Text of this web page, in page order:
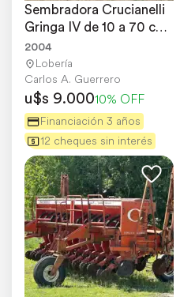
Sembradora Crucianelli
Gringa IV de 10 a 70 con
Monitor
2004
Lobería
Carlos A. Guerrero
u$s 9.00010% OFF
Financiación 3 años
12 cheques sin interés